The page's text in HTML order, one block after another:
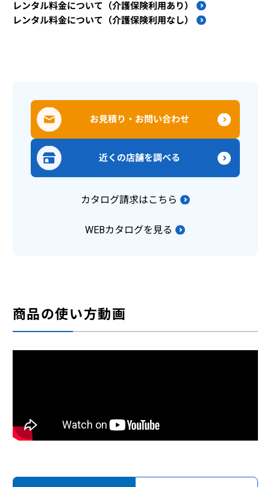
レンタル料金について（介護保険利用あり）
レンタル料金について（介護保険利用なし）
お見積り・お問い合わせ
近くの店舗を調べる
カタログ請求はこちら
WEBカタログを見る
商品の使い方動画